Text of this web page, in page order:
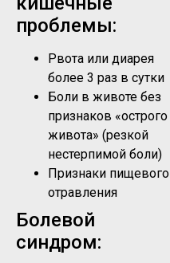
проблемы:
Рвота или диарея
более 3 раз в сутки
Боли в животе без
признаков «острого
живота» (резкой
нестерпимой боли)
Признаки пищевого
отравления
Болевой
синдром: